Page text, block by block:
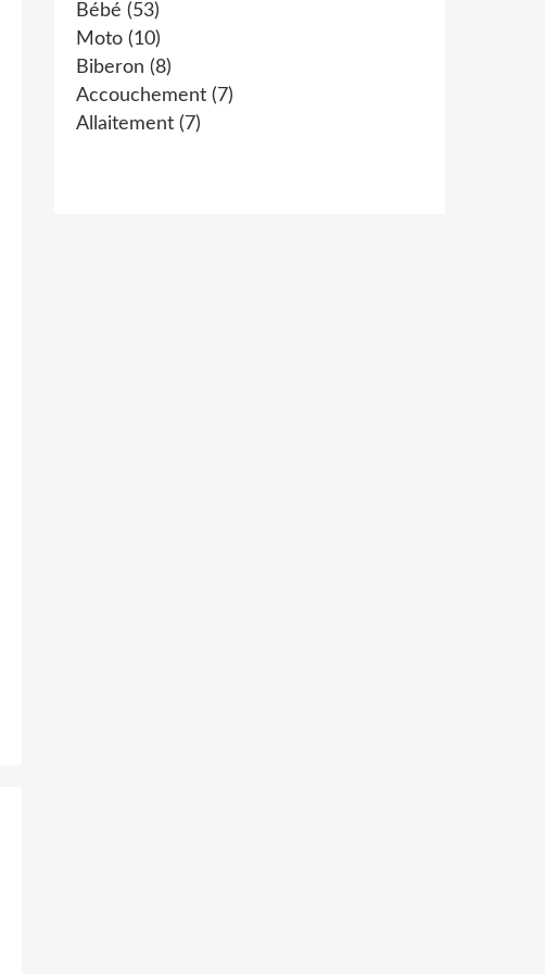
Bébé (53)
Moto (10)
Biberon (8)
Accouchement (7)
Allaitement (7)